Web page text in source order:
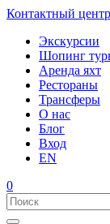
Контактный центр
Экскурсии
Шопинг
Аренда яхт
Рестораны
Трансферы
О нас
Блог
Вход
EN
0